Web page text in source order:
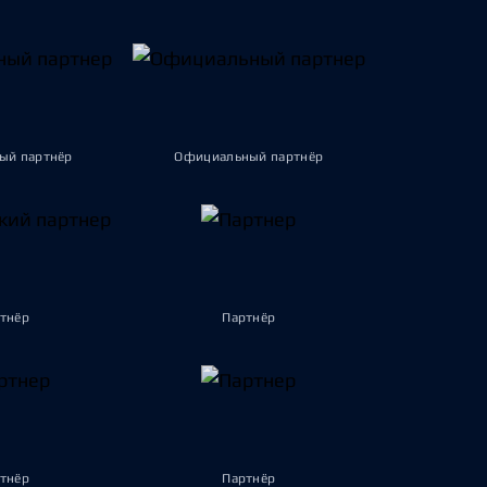
партнёр Официальный партнёр
Партнёр
Партнёр